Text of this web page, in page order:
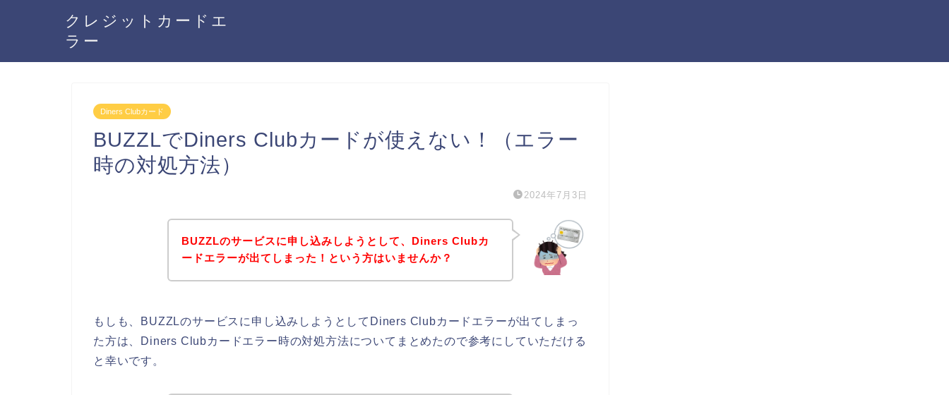
クレジットカードエ
ラー
Diners Clubカード
BUZZLでDiners Clubカードが使えない！（エラー
時の対処方法）
2024年7月3日
BUZZLのサービスに申し込みしようとして、Diners Clubカ
ードエラーが出てしまった！という方はいませんか？
もしも、BUZZLのサービスに申し込みしようとしてDiners Clubカードエラーが出てしまっ
た方は、Diners Clubカードエラー時の対処方法についてまとめたので参考にしていただける
と幸いです。